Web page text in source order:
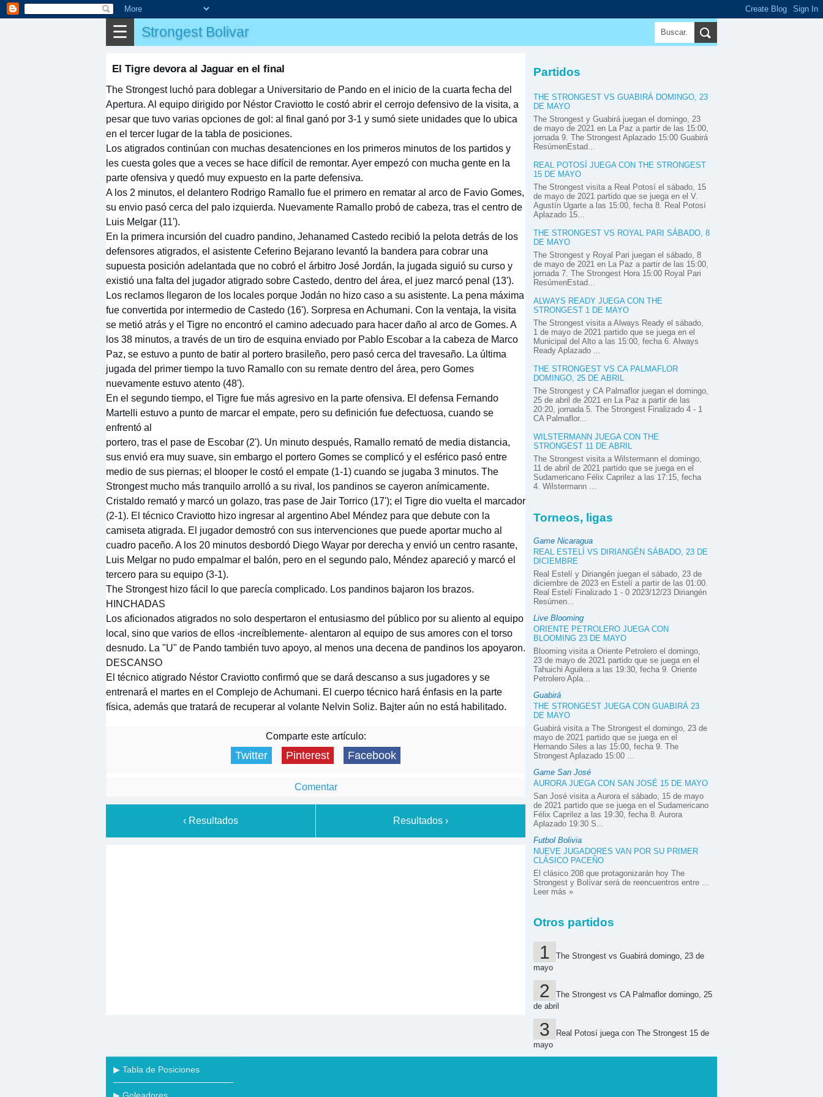
☰ Strongest Bolivar
El Tigre devora al Jaguar en el final
The Strongest luchó para doblegar a Universitario de Pando en el inicio de la cuarta fecha del
Apertura. Al equipo dirigido por Néstor Craviotto le costó abrir el cerrojo defensivo de la visita, a
pesar que tuvo varias opciones de gol: al final ganó por 3-1 y sumó siete unidades que lo ubica
en el tercer lugar de la tabla de posiciones.
Los atigrados continúan con muchas desatenciones en los primeros minutos de los partidos y
les cuesta goles que a veces se hace difícil de remontar. Ayer empezó con mucha gente en la
parte ofensiva y quedó muy expuesto en la parte defensiva.
A los 2 minutos, el delantero Rodrigo Ramallo fue el primero en rematar al arco de Favio Gomes,
su envio pasó cerca del palo izquierda. Nuevamente Ramallo probó de cabeza, tras el centro de
Luis Melgar (11').
En la primera incursión del cuadro pandino, Jehanamed Castedo recibió la pelota detrás de los
defensores atigrados, el asistente Ceferino Bejarano levantó la bandera para cobrar una
supuesta posición adelantada que no cobró el árbitro José Jordán, la jugada siguió su curso y
existió una falta del jugador atigrado sobre Castedo, dentro del área, el juez marcó penal (13').
Los reclamos llegaron de los locales porque Jodán no hizo caso a su asistente. La pena máxima
fue convertida por intermedio de Castedo (16'). Sorpresa en Achumani. Con la ventaja, la visita
se metió atrás y el Tigre no encontró el camino adecuado para hacer daño al arco de Gomes. A
los 38 minutos, a través de un tiro de esquina enviado por Pablo Escobar a la cabeza de Marco
Paz, se estuvo a punto de batir al portero brasileño, pero pasó cerca del travesaño. La última
jugada del primer tiempo la tuvo Ramallo con su remate dentro del área, pero Gomes
nuevamente estuvo atento (48').
En el segundo tiempo, el Tigre fue más agresivo en la parte ofensiva. El defensa Fernando
Martelli estuvo a punto de marcar el empate, pero su definición fue defectuosa, cuando se
enfrentó al
portero, tras el pase de Escobar (2'). Un minuto después, Ramallo remató de media distancia,
sus envió era muy suave, sin embargo el portero Gomes se complicó y el esférico pasó entre
medio de sus piernas; el blooper le costó el empate (1-1) cuando se jugaba 3 minutos. The
Strongest mucho más tranquilo arrolló a su rival, los pandinos se cayeron anímicamente.
Cristaldo remató y marcó un golazo, tras pase de Jair Torrico (17'); el Tigre dio vuelta el marcador
(2-1). El técnico Craviotto hizo ingresar al argentino Abel Méndez para que debute con la
camiseta atigrada. El jugador demostró con sus intervenciones que puede aportar mucho al
cuadro paceño. A los 20 minutos desbordó Diego Wayar por derecha y envió un centro rasante,
Luis Melgar no pudo empalmar el balón, pero en el segundo palo, Méndez apareció y marcó el
tercero para su equipo (3-1).
The Strongest hizo fácil lo que parecía complicado. Los pandinos bajaron los brazos.
HINCHADAS
Los aficionados atigrados no solo despertaron el entusiasmo del público por su aliento al equipo
local, sino que varios de ellos -increíblemente- alentaron al equipo de sus amores con el torso
desnudo. La "U" de Pando también tuvo apoyo, al menos una decena de pandinos los apoyaron.
DESCANSO
El técnico atigrado Néstor Craviotto confirmó que se dará descanso a sus jugadores y se
entrenará el martes en el Complejo de Achumani. El cuerpo técnico hará énfasis en la parte
física, además que tratará de recuperar al volante Nelvin Soliz. Bajter aún no está habilitado.
Comparte este artículo:
Twitter Pinterest Facebook
Comentar
‹ Resultados Resultados ›
Partidos
THE STRONGEST VS GUABIRÁ DOMINGO, 23
DE MAYO
The Strongest y Guabirá juegan el domingo, 23
de mayo de 2021 en La Paz a partir de las 15:00,
jornada 9. The Strongest Aplazado 15:00 Guabirá
ResúmenEstad...
REAL POTOSÍ JUEGA CON THE STRONGEST
15 DE MAYO
The Strongest visita a Real Potosí el sábado, 15
de mayo de 2021 partido que se juega en el V.
Agustín Ugarte a las 15:00, fecha 8. Real Potosí
Aplazado 15...
THE STRONGEST VS ROYAL PARI SÁBADO, 8
DE MAYO
The Strongest y Royal Pari juegan el sábado, 8
de mayo de 2021 en La Paz a partir de las 15:00,
jornada 7. The Strongest Hora 15:00 Royal Pari
ResúmenEstad...
ALWAYS READY JUEGA CON THE
STRONGEST 1 DE MAYO
The Strongest visita a Always Ready el sábado,
1 de mayo de 2021 partido que se juega en el
Municipal del Alto a las 15:00, fecha 6. Always
Ready Aplazado ...
THE STRONGEST VS CA PALMAFLOR
DOMINGO, 25 DE ABRIL
The Strongest y CA Palmaflor juegan el domingo,
25 de abril de 2021 en La Paz a partir de las
20:20, jornada 5. The Strongest Finalizado 4 - 1
CA Palmaflor...
WILSTERMANN JUEGA CON THE
STRONGEST 11 DE ABRIL
The Strongest visita a Wilstermann el domingo,
11 de abril de 2021 partido que se juega en el
Sudamericano Félix Caprilez a las 17:15, fecha
4. Wilstermann ...
Torneos, ligas
Game Nicaragua
REAL ESTELÍ VS DIRIANGÉN SÁBADO, 23 DE
DICIEMBRE
Real Estelí y Diriangén juegan el sábado, 23 de
diciembre de 2023 en Estelí a partir de las 01:00.
Real Estelí Finalizado 1 - 0 2023/12/23 Diriangén
Resúmen...
Live Blooming
ORIENTE PETROLERO JUEGA CON
BLOOMING 23 DE MAYO
Blooming visita a Oriente Petrolero el domingo,
23 de mayo de 2021 partido que se juega en el
Tahuichi Aguilera a las 19:30, fecha 9. Oriente
Petrolero Apla...
Guabirá
THE STRONGEST JUEGA CON GUABIRÁ 23
DE MAYO
Guabirá visita a The Strongest el domingo, 23 de
mayo de 2021 partido que se juega en el
Hernando Siles a las 15:00, fecha 9. The
Strongest Aplazado 15:00 ...
Game San José
AURORA JUEGA CON SAN JOSÉ 15 DE MAYO
San José visita a Aurora el sábado, 15 de mayo
de 2021 partido que se juega en el Sudamericano
Félix Caprilez a las 19:30, fecha 8. Aurora
Aplazado 19:30 S...
Futbol Bolivia
NUEVE JUGADORES VAN POR SU PRIMER
CLÁSICO PACEÑO
El clásico 208 que protagonizarán hoy The
Strongest y Bolívar será de reencuentros entre ...
Leer más »
Otros partidos
The Strongest vs Guabirá domingo, 23 de
mayo
The Strongest vs CA Palmaflor domingo, 25
de abril
Real Potosí juega con The Strongest 15 de
mayo
▶ Partidos
✎ Otros
▶ Tabla de Posiciones